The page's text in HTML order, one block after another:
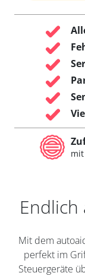
mit
Endlich
Mit dem
perfekt im
Steuergeräte